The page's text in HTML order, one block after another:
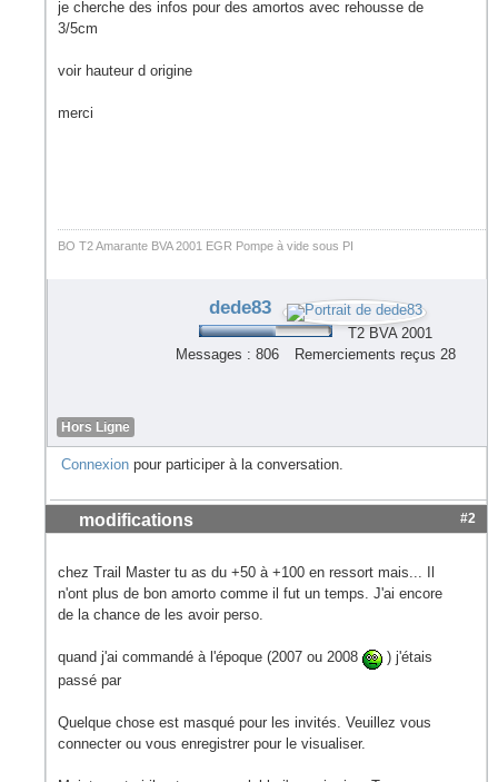
je cherche des infos pour des amortos avec rehousse de
3/5cm
voir hauteur d origine
merci
BO T2 Amarante BVA 2001 EGR Pompe à vide sous PI
dede83
T2 BVA 2001
Messages : 806
Remerciements reçus 28
Hors Ligne
Connexion pour participer à la conversation.
modifications #2
chez Trail Master tu as du +50 à +100 en ressort mais... Il
n'ont plus de bon amorto comme il fut un temps. J'ai encore
de la chance de les avoir perso.
quand j'ai commandé à l'époque (2007 ou 2008
) j'étais
passé par
Quelque chose est masqué pour les invités. Veuillez vous
connecter ou vous enregistrer pour le visualiser.